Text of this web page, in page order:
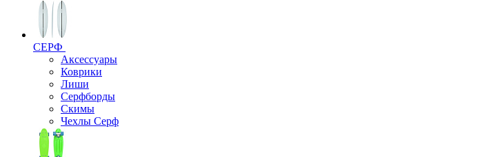
СЕРФ
Аксессуары
Коврики
Лиши
Серфборды
Скимы
Чехлы Cерф